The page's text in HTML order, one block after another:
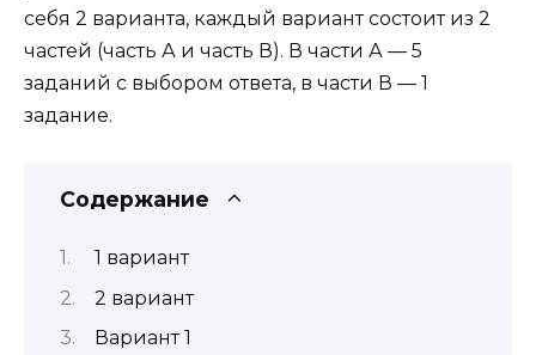
себя 2 варианта, каждый вариант состоит из 2
частей (часть А и часть В). В части А — 5
заданий с выбором ответа, в части В — 1
задание.
Содержание
1 вариант
2 вариант
Вариант 1